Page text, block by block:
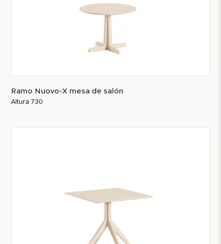
Ramo Nuovo-X mesa de salón
Altura 730